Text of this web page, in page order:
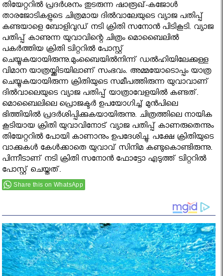
തിയേറ്ററില്‍ പ്രദര്‍ശനം തുടരുന്ന ഷാരൂഖ്-കജോള്‍
താരജോടികളുടെ ചിത്രമായ ദില്‍വാലേയുടെ വ്യാജ പതിപ്പ്
കണ്ടയാളെ ബോളിവുഡ് നടി ക്രിതി സനോന്‍ പിടികൂടി. വ്യാജ
പതിപ്പ് കാണുന്ന യുവാവിന്റെ ചിത്രം മൊബൈലില്‍
പകര്‍ത്തിയ ക്രിതി ട്വിറ്ററില്‍ പോസ്റ്റ്
ചെയ്യുകയായിരുന്നു.മുംബൈയില്‍നിന്ന് ഡല്‍ഹിയിലേക്കുള്ള
വിമാന യാത്രയ്ക്കിടയിലാണ് സംഭവം. അമ്മയോടൊപ്പം യാത്ര
ചെയ്യുകയായിരുന്ന ക്രിതിയുടെ സമീപത്തിരുന്ന യുവാവാണ്
ദില്‍വാലെയുടെ വ്യാജ പതിപ്പ് യാത്രാവേളയില്‍ കണ്ടത്.
മൊബൈലിലെ പ്രൊജക്ടര്‍ ഉപയോഗിച്ച് മുന്‍പിലെ
ഭിത്തിയില്‍ പ്രദര്‍ശിപ്പിക്കുകയായിരുന്നു. ചിത്രത്തിലെ നായിക
കൂടിയായ ക്രിതി യുവാവിനോട് വ്യാജ പതിപ്പ് കാണരുതെന്നും
തിയേറ്ററില്‍ പോയി കാണാനും ഉപദേശിച്ചു. പക്ഷേ ക്രിതിയുടെ
വാക്കുകള്‍ കേള്‍ക്കാതെ യുവാവ് സിനിമ കണ്ടുകൊണ്ടിരുന്നു.
പിന്നീടാണ് നടി ക്രിതി സനോന്‍ ഫോട്ടോ എടുത്ത് ട്വിറ്ററില്‍
പോസ്റ്റ് ചെയ്തത്.
Share this on WhatsApp